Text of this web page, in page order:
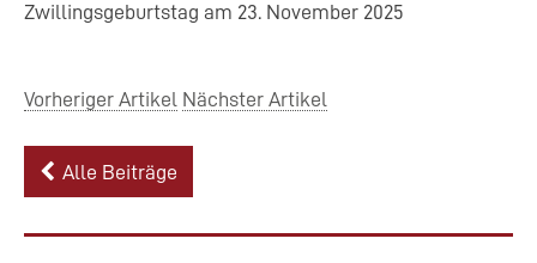
Zwillingsgeburtstag am 23. November 2025
Vorheriger Artikel Nächster Artikel
Alle Beiträge